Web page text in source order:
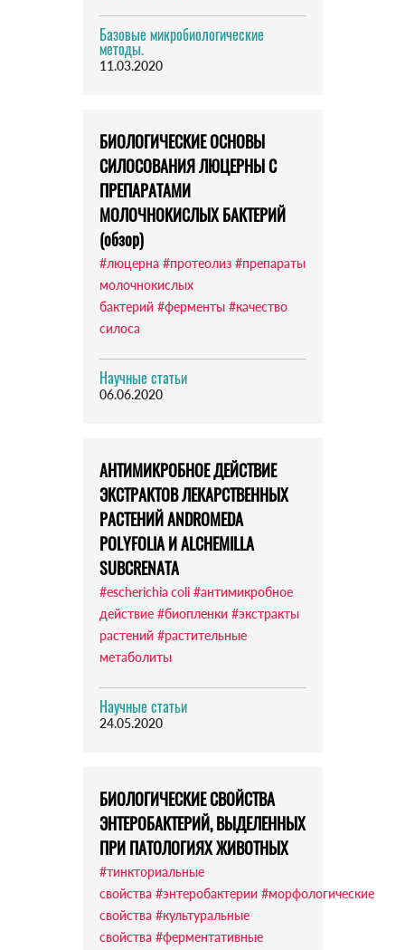
Базовые микробиологические
методы.
11.03.2020
БИОЛОГИЧЕСКИЕ ОСНОВЫ
СИЛОСОВАНИЯ ЛЮЦЕРНЫ С
ПРЕПАРАТАМИ
МОЛОЧНОКИСЛЫХ БАКТЕРИЙ
(обзор)
#люцерна #протеолиз #препараты
молочнокислых
бактерий #ферменты #качество
силоса
Научные статьи
06.06.2020
АНТИМИКРОБНОЕ ДЕЙСТВИЕ
ЭКСТРАКТОВ ЛЕКАРСТВЕННЫХ
РАСТЕНИЙ ANDROMEDA
POLYFOLIA И ALCHEMILLA
SUBCRENATA
#escherichia coli #антимикробное
действие #биопленки #экстракты
растений #растительные
метаболиты
Научные статьи
24.05.2020
БИОЛОГИЧЕСКИЕ СВОЙСТВА
ЭНТЕРОБАКТЕРИЙ, ВЫДЕЛЕННЫХ
ПРИ ПАТОЛОГИЯХ ЖИВОТНЫХ
#тинкториальные
свойства #энтеробактерии #морфологические
свойства #культуральные
свойства #ферментативные